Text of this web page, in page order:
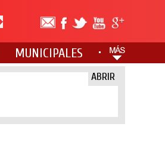
MUNICIPALES
ABRIR